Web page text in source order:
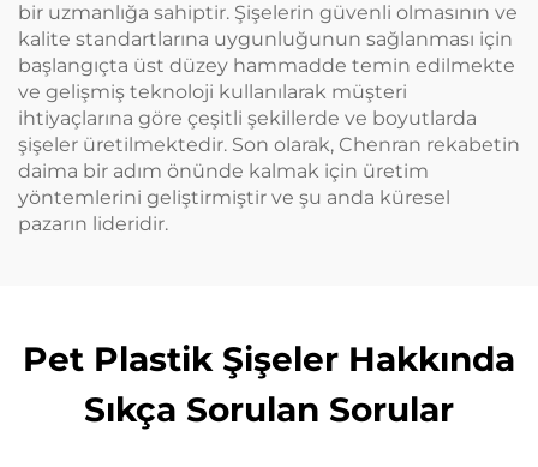
bir uzmanlığa sahiptir. Şişelerin güvenli olmasının ve
kalite standartlarına uygunluğunun sağlanması için
başlangıçta üst düzey hammadde temin edilmekte
ve gelişmiş teknoloji kullanılarak müşteri
ihtiyaçlarına göre çeşitli şekillerde ve boyutlarda
şişeler üretilmektedir. Son olarak, Chenran rekabetin
daima bir adım önünde kalmak için üretim
yöntemlerini geliştirmiştir ve şu anda küresel
pazarın lideridir.
Pet Plastik Şişeler Hakkında
Sıkça Sorulan Sorular